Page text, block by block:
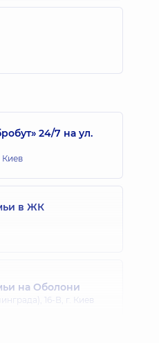
24/7 на ул.
в ЖК
на Оболони
16-В, г. Киев